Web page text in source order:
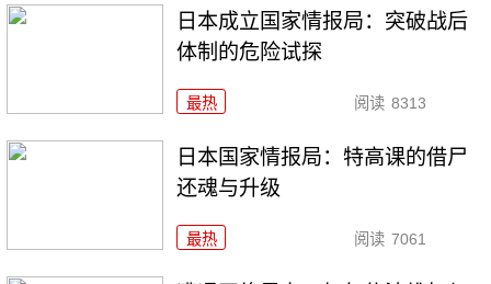
日本成立国家情报局：突破战后
体制的危险试探
最热 阅读 8313
日本国家情报局：特高课的借尸
还魂与升级
最热 阅读 7061